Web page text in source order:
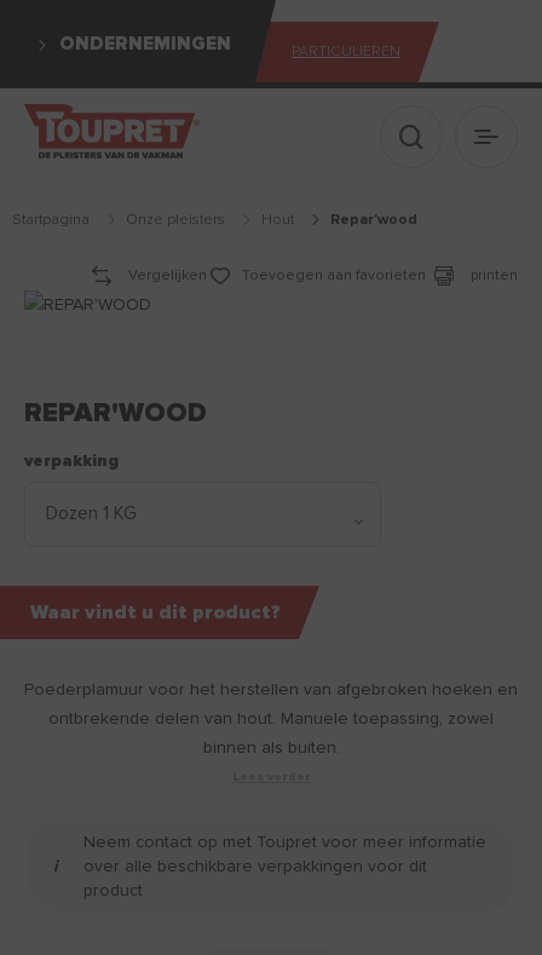
ONDERNEMINGEN PARTICULIEREN
Toon
startpagina Onze pleisters hout repar'wood
Vergelijken Toevoegen aan favorieten printen
REPAR'WOOD
Poederplamuur voor het herstellen van afgebroken hoeken en
ontbrekende delen van hout. Manuele toepassing, zowel
binnen als buiten.
verpakking
Neem contact op met Toupret voor meer informatie
over alle beschikbare verpakkingen voor dit
product
Waar vindt u dit product?